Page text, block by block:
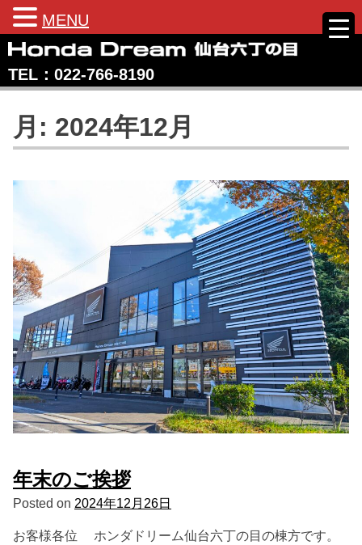
Skip
content
Honda Dream 仙台六丁の目
宮城県仙台市のホンダバイク専売店
TEL：022‐766‐8190
月: 2024年12月
年末のご挨拶
Posted on 2024年12月26日
お客様各位 ホンダドリーム仙台六丁の目の棟方です。
MENU